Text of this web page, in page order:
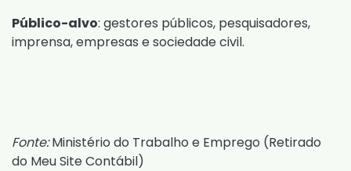
Público-alvo: gestores públicos, pesquisadores,
imprensa, empresas e sociedade civil.
Fonte:Ministério do Trabalho e Emprego (Retirado
do Meu Site Contábil)